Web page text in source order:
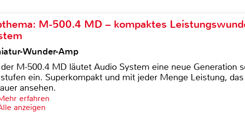
M-500.4 MD – kompaktes
Wunder-Amp
M-500.4 MD läutet Audio System eine neue Generation
ein. Superkompakt und mit jeder Menge Leistung,
ansehen.
erfahren
anzeigen